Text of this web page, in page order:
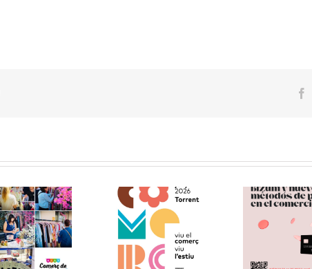
Te invitamos a visitar
el «Comerç al Carrer
de Torrent» !!
(12.06.26) !!
Charla Empresarial:
Bizum y nuevo
métodos de pago en
el comercio (27.05.26)
!!!
en la